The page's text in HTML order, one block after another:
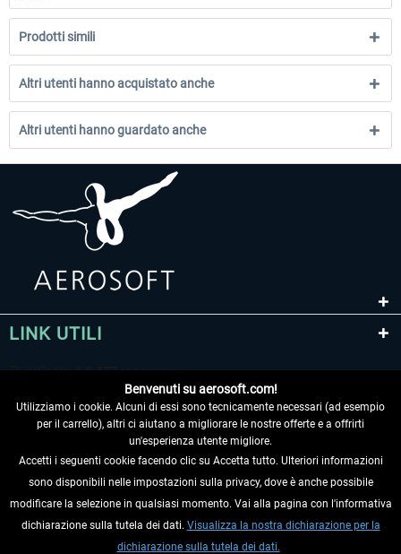
Prodotti simili
Altri utenti hanno acquistato anche
Altri utenti hanno guardato anche
LINK UTILI
RECEDERE DAL CONTRATTO
INFORMAZIONI
Benvenuti su aerosoft.com!
Utilizziamo i cookie. Alcuni di essi sono tecnicamente necessari (ad esempio
per il carrello), altri ci aiutano a migliorare le nostre offerte e a offrirti
un'esperienza utente migliore.
Accetti i seguenti cookie facendo clic su Accetta tutto. Ulteriori informazioni
sono disponibili nelle impostazioni sulla privacy, dove è anche possibile
modificare la selezione in qualsiasi momento. Vai alla pagina con l'informativa
dichiarazione sulla tutela dei dati. Visualizza la nostra dichiarazione per la
dichiarazione sulla tutela dei dati.